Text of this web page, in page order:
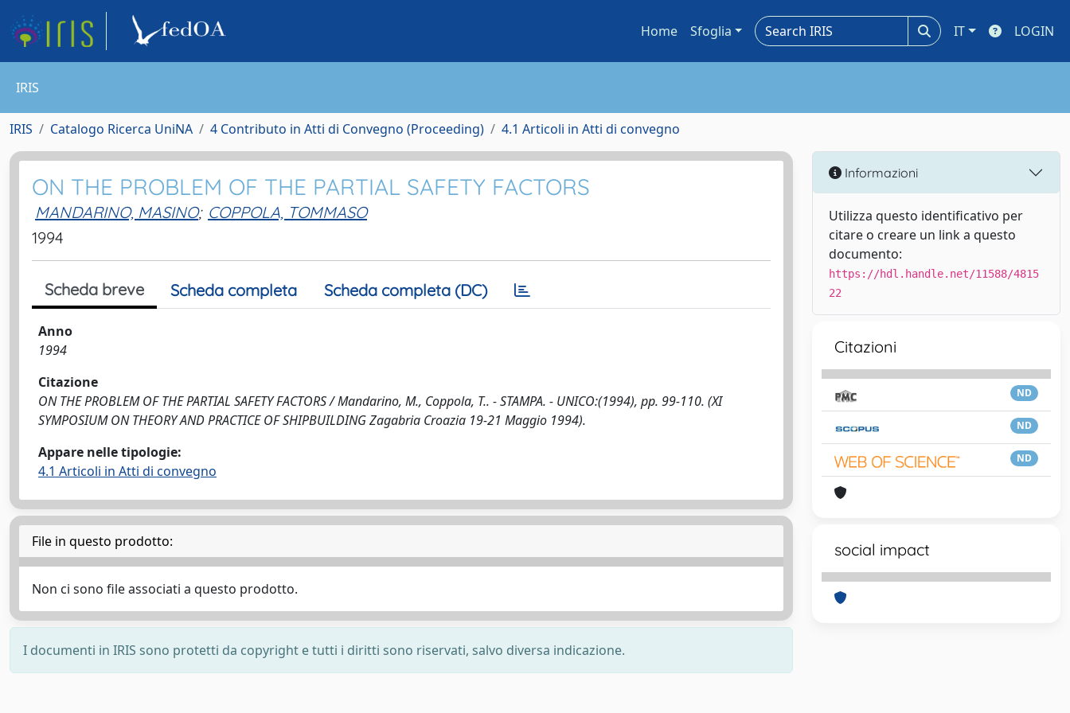
Home Sfoglia IT LOGIN
IRIS
IRIS Catalogo Ricerca UniNA 4 Contributo in Atti di Convegno (Proceeding) 4.1 Articoli in Atti di convegno
ON THE PROBLEM OF THE PARTIAL SAFETY FACTORS
MANDARINO, MASINO; COPPOLA, TOMMASO
1994
Scheda breve Scheda completa Scheda completa (DC)
Anno
1994
Citazione
ON THE PROBLEM OF THE PARTIAL SAFETY FACTORS / Mandarino, M., Coppola, T.. - STAMPA. - UNICO:(1994), pp. 99-110. (XI
SYMPOSIUM ON THEORY AND PRACTICE OF SHIPBUILDING Zagabria Croazia 19-21 Maggio 1994).
Appare nelle tipologie:
4.1 Articoli in Atti di convegno
File in questo prodotto:
Non ci sono file associati a questo prodotto.
I documenti in IRIS sono protetti da copyright e tutti i diritti sono riservati, salvo diversa indicazione.
Informazioni
Utilizza questo identificativo per
citare o creare un link a questo
documento:
https://hdl.handle.net/11588/4815
22
Citazioni
ND
ND
ND
social impact